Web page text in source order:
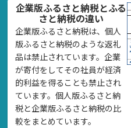
企業版ふるさと納税とふる
さと納税の違い
企業版ふるさと納税は、個人
版ふるさと納税のような返礼
品は禁止されています。企業
が寄付をしてその社員が経済
的利益を得ることも禁止され
ています。個人版ふるさと納
税と企業版ふるさと納税の比
較をまとめています。